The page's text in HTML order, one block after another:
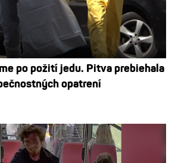
po požití jedu. Pitva prebiehala
opatrení